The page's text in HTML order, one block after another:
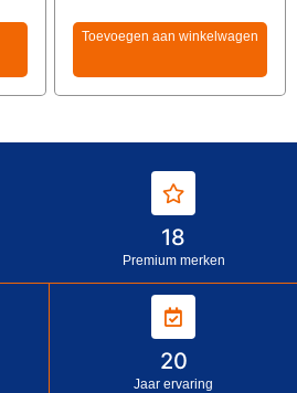
Toevoegen aan winkelwagen
18
Premium merken
20
Jaar ervaring